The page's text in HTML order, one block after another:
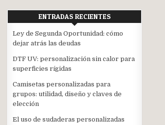
ENTRADAS RECIENTES
Ley de Segunda Oportunidad: cómo
dejar atrás las deudas
DTF UV: personalización sin calor para
superficies rígidas
Camisetas personalizadas para
grupos: utilidad, diseño y claves de
elección
El uso de sudaderas personalizadas